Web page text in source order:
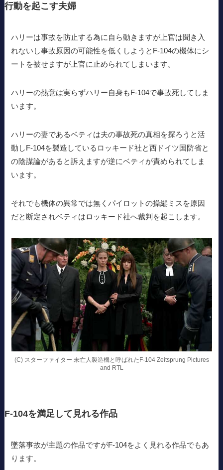
行動を起こす夫婦
ハリーは事故を防止する為に自ら動きますが上官は聞き入
れないし事故原因の可能性を低くしようとF-104の機体にシ
ートを被せますが上官に止められてしまいます。
ハリーの熱意は実らずハリー自身もF-104で事故死してしま
います。
ハリーの妻であるベティは夫の事故死の真相を探ろうと活
動しF-104を製造しているロッキード社と西ドイツ国防省と
の陰謀論があると訴えますが逆にベティが責められてしま
います。
それでも機体の異常では無くパイロットの操縦ミスを原因
だと断定されベティはロッキード社へ裁判を起こします。
(C) スターファイター 未亡人製造機と呼ばれたF-104 Zeitsprung Pictures
and RTL
F-104を満足して見れる作品
墜落事故が主題の作品ですがF-104をよく見れる作品でもあ
ります。